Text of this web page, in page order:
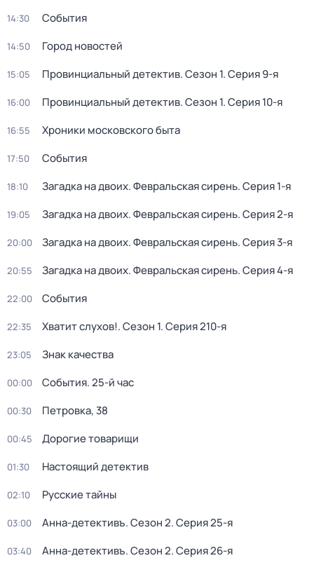
14:30 События
14:50 Город новостей
15:05 Провинциальный детектив. Сезон 1. Серия 9-я
16:00 Провинциальный детектив. Сезон 1. Серия 10-я
16:55 Хроники московского быта
17:50 События
18:10 Загадка на двоих. Февральская сирень. Серия 1-я
19:05 Загадка на двоих. Февральская сирень. Серия 2-я
20:00 Загадка на двоих. Февральская сирень. Серия 3-я
20:55 Загадка на двоих. Февральская сирень. Серия 4-я
22:00 События
22:35 Хватит слухов!. Сезон 1. Серия 210-я
23:05 Знак качества
00:00 События. 25-й час
00:30 Петровка, 38
00:45 Дорогие товарищи
01:30 Настоящий детектив
02:10 Русские тайны
03:00 Анна-детективъ. Сезон 2. Серия 25-я
03:40 Анна-детективъ. Сезон 2. Серия 26-я